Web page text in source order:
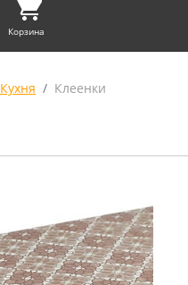
Корзина
Кухня Клеенки